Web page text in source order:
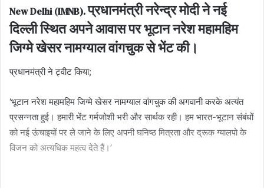
New Delhi (IMNB).प्रधानमंत्री नरेन्द्र मोदी ने नई
दिल्ली स्थित अपने आवास पर भूटान नरेश महामहिम
जिग्मे खेसर नामग्याल वांगचुक से भेंट की।
प्रधानमंत्री ने ट्वीट किया;
‘भूटान नरेश महामहिम जिग्मे खेसर नामग्याल वांगचुक की अगवानी करके अत्‍यंत
प्रसन्नता हुई। हमारी भेंट गर्मजोशी भरी और सार्थक रही। हम भारत-भूटान संबंधों
को नई ऊंचाइयों पर ले जाने के लिए अपनी घनिष्ठ मित्रता और द्रूक ग्यालपो के
विजन को अत्यधिक महत्व देते हैं।’